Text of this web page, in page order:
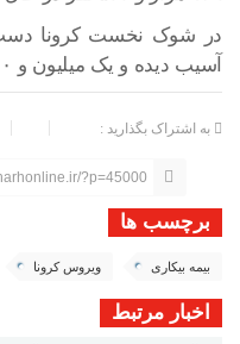
آسیب دیده و یک میلیون و ۵۰۰ هزار نفر از کار بیکار شدند.
به اشتراک بگذارید :
?p=45000
برچسب ها
بیمه بیکاری ویروس کرونا
اخبار مرتبط